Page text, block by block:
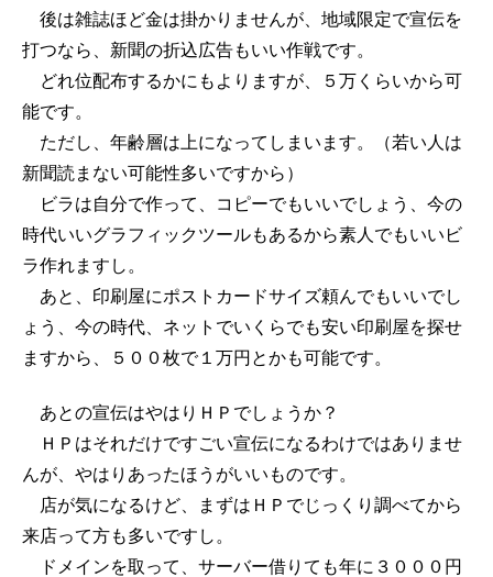
後は雑誌ほど金は掛かりませんが、地域限定で宣伝を
打つなら、新聞の折込広告もいい作戦です。
どれ位配布するかにもよりますが、５万くらいから可
能です。
ただし、年齢層は上になってしまいます。（若い人は
新聞読まない可能性多いですから）
ビラは自分で作って、コピーでもいいでしょう、今の
時代いいグラフィックツールもあるから素人でもいいビ
ラ作れますし。
あと、印刷屋にポストカードサイズ頼んでもいいでし
ょう、今の時代、ネットでいくらでも安い印刷屋を探せ
ますから、５００枚で１万円とかも可能です。
あとの宣伝はやはりＨＰでしょうか？
ＨＰはそれだけですごい宣伝になるわけではありませ
んが、やはりあったほうがいいものです。
店が気になるけど、まずはＨＰでじっくり調べてから
来店って方も多いですし。
ドメインを取って、サーバー借りても年に３０００円